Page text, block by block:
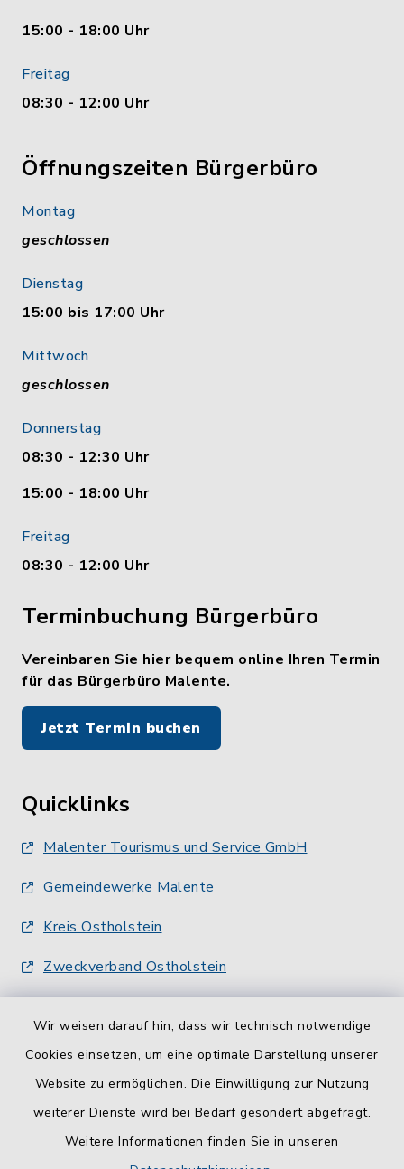
Wir weisen darauf hin, dass wir technisch notwendige
Cookies einsetzen, um eine optimale Darstellung unserer
Website zu ermöglichen. Die Einwilligung zur Nutzung
weiterer Dienste wird bei Bedarf gesondert abgefragt.
Weitere Informationen finden Sie in unseren
15:00 - 18:00 Uhr
Freitag
08:30 - 12:00 Uhr
Öffnungszeiten Bürgerbüro
Montag
geschlossen
Dienstag
15:00 bis 17:00 Uhr
Mittwoch
geschlossen
Donnerstag
08:30 - 12:30 Uhr
15:00 - 18:00 Uhr
Freitag
08:30 - 12:00 Uhr
Terminbuchung Bürgerbüro
Vereinbaren Sie hier bequem online Ihren Termin
für das Bürgerbüro Malente.
Jetzt Termin buchen
Quicklinks
Malenter Tourismus und Service GmbH
Gemeindewerke Malente
Kreis Ostholstein
Zweckverband Ostholstein
Barrierefreiheit